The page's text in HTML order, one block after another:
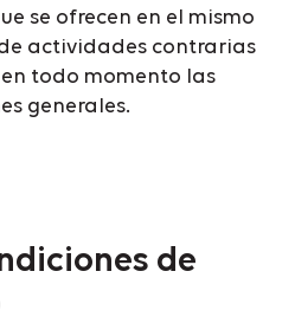
se ofrecen en el mismo
actividades contrarias
todo momento las
generales.
de